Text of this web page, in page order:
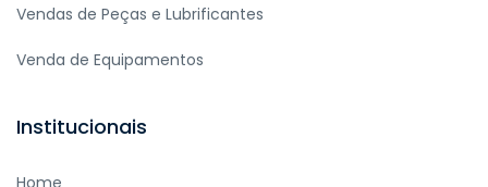
Vendas de Peças e Lubrificantes
Venda de Equipamentos
Institucionais
Home